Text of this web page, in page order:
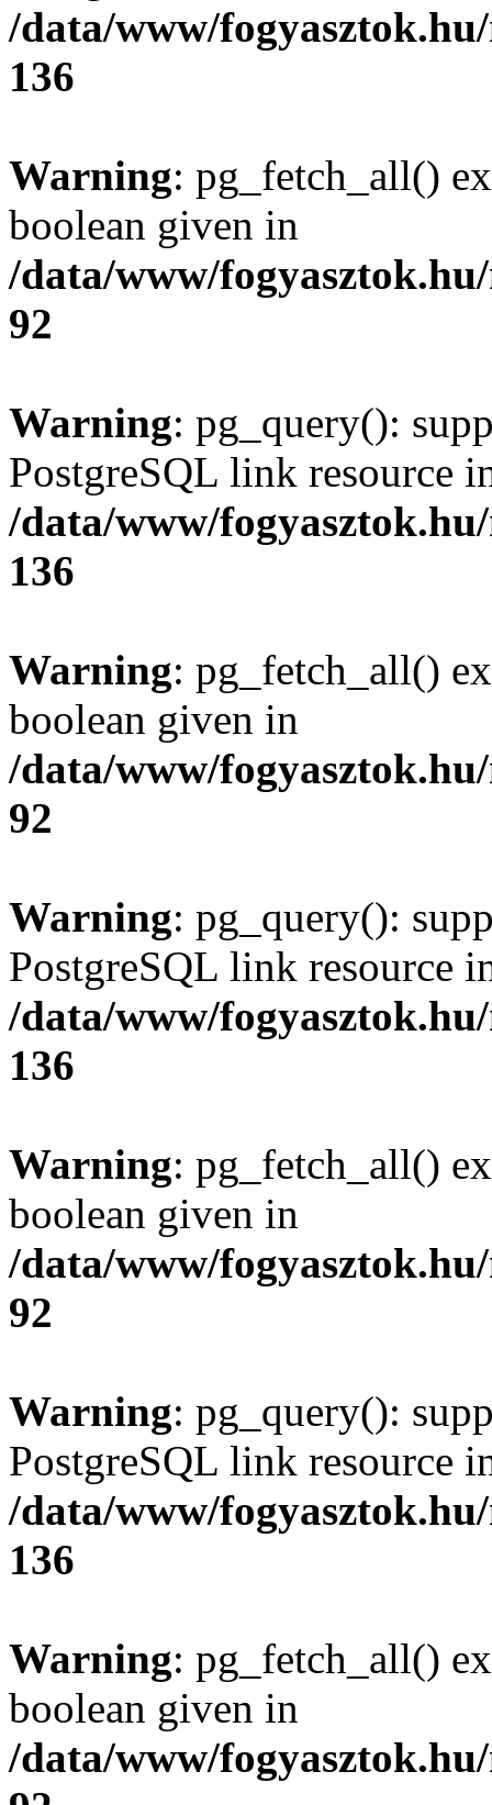
/data/www/
136
Warning: pg_fetch_all()
boolean given in
/data/www/
92
Warning: pg_query():
PostgreSQL link resource
/data/www/
136
Warning: pg_fetch_all()
boolean given in
/data/www/
92
Warning: pg_query():
PostgreSQL link resource
/data/www/
136
Warning: pg_fetch_all()
boolean given in
/data/www/
92
Warning: pg_query():
PostgreSQL link resource
/data/www/
136
Warning: pg_fetch_all()
boolean given in
/data/www/